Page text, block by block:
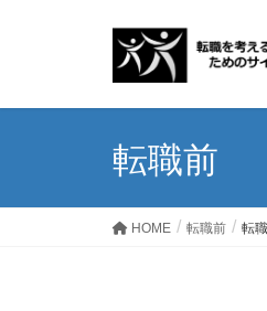
転職前
HOME 転職前 転